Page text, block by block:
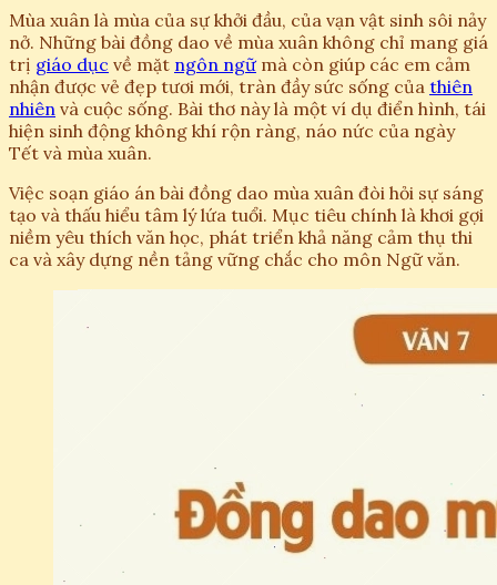
Mùa xuân là mùa của sự khởi đầu, của vạn vật sinh sôi nảy
nở. Những bài đồng dao về mùa xuân không chỉ mang giá
trị giáo dục về mặt ngôn ngữmà còn giúp các em cảm
nhận được vẻ đẹp tươi mới, tràn đầy sức sống của thiên
nhiên và cuộc sống. Bài thơ này là một ví dụ điển hình, tái
hiện sinh động không khí rộn ràng, náo nức của ngày
Tết và mùa xuân.
Việc soạn giáo án bài đồng dao mùa xuân đòi hỏi sự sáng
tạo và thấu hiểu tâm lý lứa tuổi. Mục tiêu chính là khơi gợi
niềm yêu thích văn học, phát triển khả năng cảm thụ thi
ca và xây dựng nền tảng vững chắc cho môn Ngữ văn.